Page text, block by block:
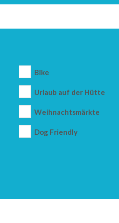
Bike
Urlaub auf der Hütte
Weihnachtsmärkte
Dog Friendly